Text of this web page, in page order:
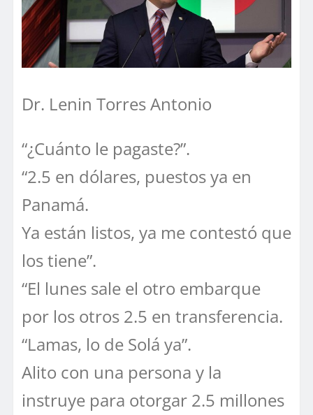
Dr. Lenin Torres Antonio
“¿Cuánto le pagaste?”.
“2.5 en dólares, puestos ya en
Panamá.
Ya están listos, ya me contestó que
los tiene”.
“El lunes sale el otro embarque
por los otros 2.5 en transferencia.
“Lamas, lo de Solá ya”.
Alito con una persona y la
instruye para otorgar 2.5 millones